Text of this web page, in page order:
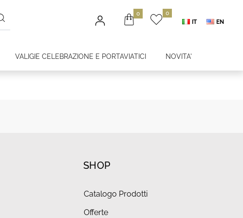
0
0
IT
EN
VALIGIE CELEBRAZIONE E PORTAVIATICI NOVITA'
SHOP
Catalogo Prodotti
Offerte